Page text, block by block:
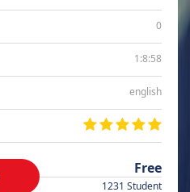
0
1:8:58
english
Free
1231 Student